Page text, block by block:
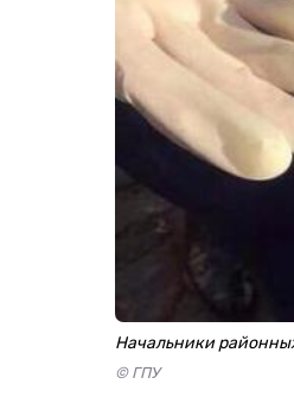
Начальники
© ГПУ